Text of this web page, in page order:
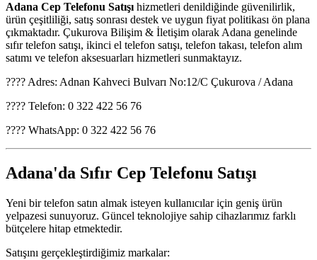
Adana Cep Telefonu Satışıhizmetleri denildiğinde güvenilirlik,
ürün çeşitliliği, satış sonrası destek ve uygun fiyat politikası ön plana
çıkmaktadır. Çukurova Bilişim & İletişim olarak Adana genelinde
sıfır telefon satışı, ikinci el telefon satışı, telefon takası, telefon alım
satımı ve telefon aksesuarları hizmetleri sunmaktayız.
???? Adres: Adnan Kahveci Bulvarı No:12/C Çukurova / Adana
???? Telefon: 0 322 422 56 76
???? WhatsApp: 0 322 422 56 76
Adana'da Sıfır Cep Telefonu Satışı
Yeni bir telefon satın almak isteyen kullanıcılar için geniş ürün
yelpazesi sunuyoruz. Güncel teknolojiye sahip cihazlarımız farklı
bütçelere hitap etmektedir.
Satışını gerçekleştirdiğimiz markalar: